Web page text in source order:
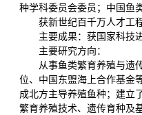
种学科委员会委员；中国鱼
获新世纪百千万人才工
主要成果：获国家科技
主要研究方向：
从事鱼类繁育养殖与遗
位、中国东盟海上合作基金
成北方主导养殖鱼种；建立
繁育养殖技术、遗传育种及